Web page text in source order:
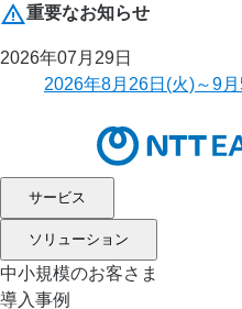
重要なお知らせ
2026年07月29日
2026年8月26日(火)～9
サービス
ソリューション
中小規模のお客さま
導入事例